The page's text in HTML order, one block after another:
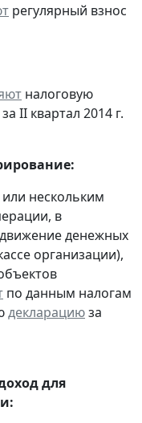
регулярный взнос
налоговую
II квартал 2014 г.
нескольким
в
денежных
организации),
по данным налогам
декларациюза
для